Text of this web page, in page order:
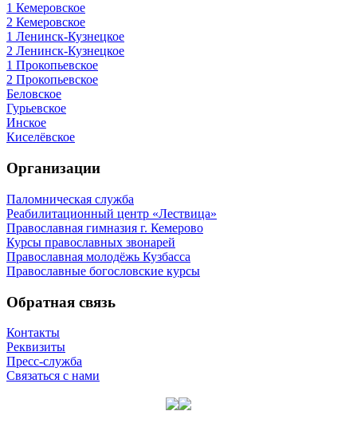
1 Кемеровское
2 Кемеровское
1 Ленинск-Кузнецкое
2 Ленинск-Кузнецкое
1 Прокопьевское
2 Прокопьевское
Беловское
Гурьевское
Инское
Киселёвское
Организации
Паломническая служба
Реабилитационный центр «Лествица»
Православная гимназия г. Кемерово
Курсы православных звонарей
Православная молодёжь Кузбасса
Православные богословские курсы
Обратная связь
Контакты
Реквизиты
Пресс-служба
Связаться с нами